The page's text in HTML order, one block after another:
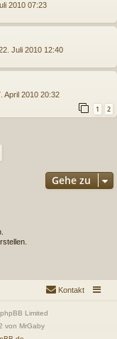
2010 07:23
Juli 2010 12:40
April 2010 20:32
1 2
Gehe zu
Kontakt
Limited
von MrGaby